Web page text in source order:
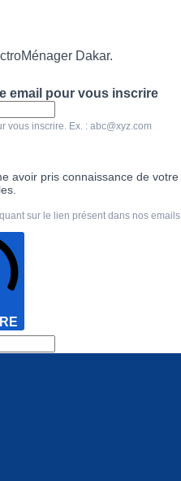
Dakar.
email pour vous inscrire
vous inscrire. Ex. : abc@xyz.com
avoir pris connaissance de votre
sur le lien présent dans nos emails.